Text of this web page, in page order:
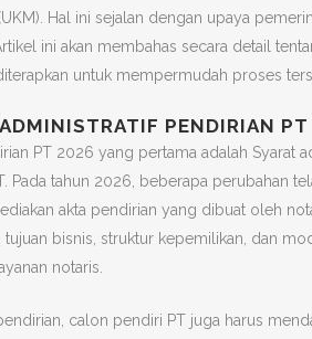
Hal ini sejalan dengan upaya
ini akan membahas secara detail
untuk mempermudah proses
PENDIRIAN PT
PT 2026 yang pertama adalah Syarat
Pada tahun 2026, beberapa perubahan
akta pendirian yang dibuat oleh
tujuan bisnis, struktur kepemilikan, dan
notaris.
calon pendiri PT juga harus